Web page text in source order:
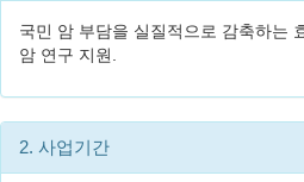
국민 암 부담을 실질적으로 감축하는
암 연구 지원.
2. 사업기간